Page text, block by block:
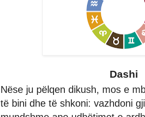
Dashi
Nëse ju pëlqen dikush, mos e
të bini dhe të shkoni: vazhdoni